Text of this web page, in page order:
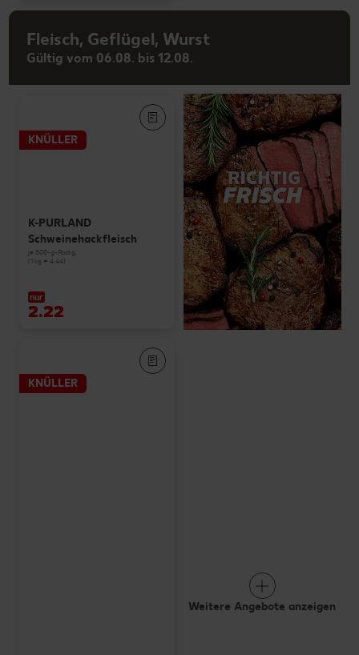
Fleisch, Geflügel, Wurst
Gültig vom 06.08. bis 12.08.
KNÜLLER
K-PURLAND
Schweinehackfleisch
je 500-g-Packg.
(1 kg = 4.44)
nur
2.22
KNÜLLER
Weitere Angebote anzeigen